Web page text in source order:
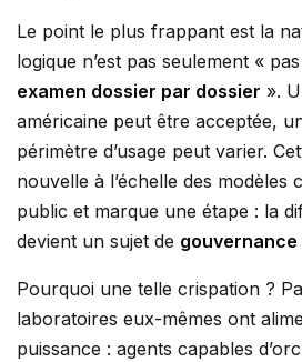
Le point le plus frappant est la
logique n’est pas seulement «
examen dossier par dossier ».
américaine peut être acceptée,
périmètre d’usage peut varier.
nouvelle à l’échelle des modèles
public et marque une étape : la
devient un sujet de gouvernance
Pourquoi une telle crispation ?
laboratoires eux-mêmes ont
puissance : agents capables